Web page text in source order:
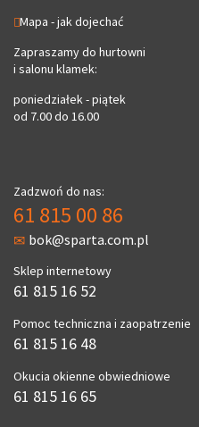
Mapa - jak dojechać
Zapraszamy do hurtowni
i salonu klamek:
poniedziałek - piątek
od 7.00 do 16.00
Zadzwoń do nas:
61 815 00 86
bok@sparta.com.pl
Sklep internetowy
61 815 16 52
Pomoc techniczna i zaopatrzenie
61 815 16 48
Okucia okienne obwiedniowe
61 815 16 65